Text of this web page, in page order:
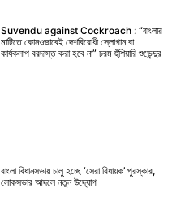
Suvendu against Cockroach : “বাংলার
মাটিতে কোনওভাবেই দেশবিরোধী স্লোগান বা
কার্যকলাপ বরদাস্ত করা হবে না” চরম হুঁশিয়ারি শুভেন্দুর
বাংলা বিধানসভায় চালু হচ্ছে ‘সেরা বিধায়ক’ পুরস্কার,
লোকসভার আদলে নতুন উদ্যোগ